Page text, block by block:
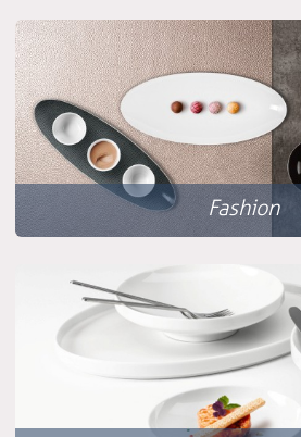
Fashion